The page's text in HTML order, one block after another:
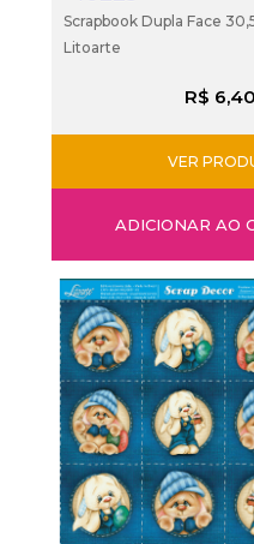
Scrapbook Dupla Face
Litoarte
R$ 6,40
VER
ADICIONAR AO